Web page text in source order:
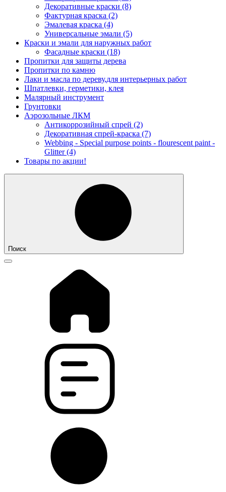
Декоративные краски (8)
Фактурная краска (2)
Эмалевая краска (4)
Универсальные эмали (5)
Краски и эмали для наружных работ
Фасадные краски (18)
Пропитки для защиты дерева
Пропитки по камню
Лаки и масла по дереву,для интерьерных работ
Шпатлевки, герметики, клея
Малярный инструмент
Грунтовки
Аэрозольные ЛКМ
Антикоррозийный спрей (2)
Декоративная спрей-краска (7)
Webbing - Special purpose points - flourescent paint -
Glitter (4)
Товары по акции!
Поиск